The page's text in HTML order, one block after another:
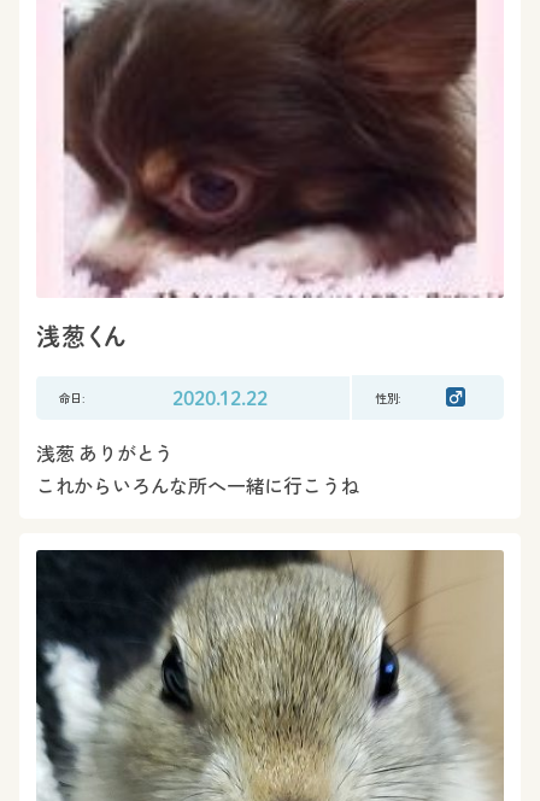
浅葱くん
命日: 2020.12.22 性別:
浅葱 ありがとう
これからいろんな所へ一緒に行こうね